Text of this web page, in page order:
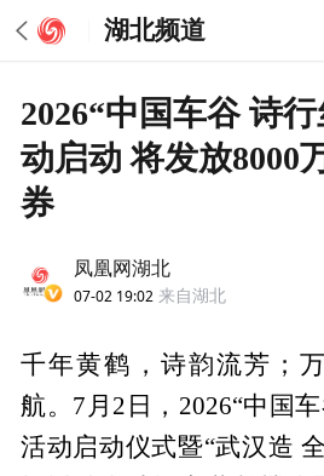
湖北频道
2026“中国车谷 诗
动启动 将发放8000
券
凤凰网湖北
07-02 19:02 来自湖北
千年黄鹤，诗韵流芳；
航。7月2日，2026“中国
活动启动仪式暨“武汉造